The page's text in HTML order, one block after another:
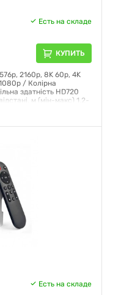
Есть на складе
КУПИТЬ
2160p, 8K 60p, 4K
/ Колірна
здатність HD720
м (мін-макс) 1,2-
Есть на складе